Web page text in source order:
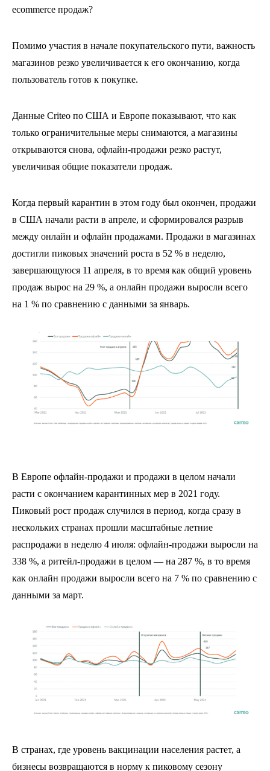
ecommerce продаж?
Помимо участия в начале покупательского пути, важность
магазинов резко увеличивается к его окончанию, когда
пользователь готов к покупке.
Данные Criteo по США и Европе показывают, что как
только ограничительные меры снимаются, а магазины
открываются снова, офлайн-продажи резко растут,
увеличивая общие показатели продаж.
Когда первый карантин в этом году был окончен, продажи
в США начали расти в апреле, и сформировался разрыв
между онлайн и офлайн продажами. Продажи в магазинах
достигли пиковых значений роста в 52 % в неделю,
завершающуюся 11 апреля, в то время как общий уровень
продаж вырос на 29 %, а онлайн продажи выросли всего
на 1 % по сравнению с данными за январь.
В Европе офлайн-продажи и продажи в целом начали
расти с окончанием карантинных мер в 2021 году.
Пиковый рост продаж случился в период, когда сразу в
нескольких странах прошли масштабные летние
распродажи в неделю 4 июля: офлайн-продажи выросли на
338 %, а ритейл-продажи в целом — на 287 %, в то время
как онлайн продажи выросли всего на 7 % по сравнению с
данными за март.
В странах, где уровень вакцинации населения растет, а
бизнесы возвращаются в норму к пиковому сезону